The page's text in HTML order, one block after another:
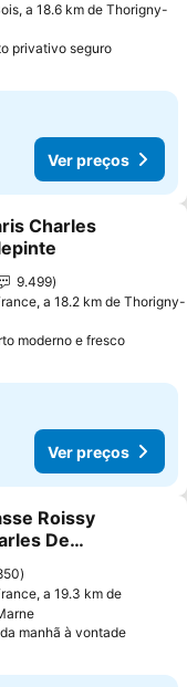
a 18.6 km de Thorigny-
privativo seguroVer
Ver preços
aos favoritos
Charles
9.499
a 18.2 km de Thorigny-
moderno e frescoVer
Ver preços
aos favoritos
Roissy
De
a 19.3 km de
manhã à vontadeVer